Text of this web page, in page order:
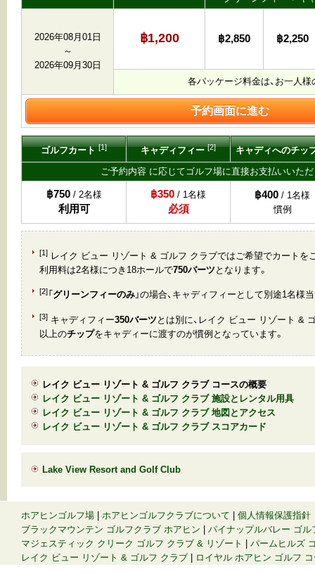
2026年08月01日
～
2026年09月30日
฿1,200 ฿2,850 ฿2,250
各パッケージ料金は、お一人様
予約画面に進む
ゴルフカート[1] キャディフィー[2]
キャディへのチッ
ご予約内容 に応じてゴルフ場に直接お支払いいた
฿750/ 2名様
利用可
฿350 / 1名様
必須
฿400 / 1名様
慣例
[1] レイク ビュー リゾート & ゴルフ クラブではご希望でカートを
利用料は2名様につき18ホールで750バーツ となります。
[2] 「 グリーンフィーのみ 」の場合、キャディフィーとして別途1名様
[3] キャディフィー350バーツ とは別に、レイク ビュー リゾート &
以上のチップをキャディーに渡すのが慣例となっています。
レイク ビュー リゾート & ゴルフ クラブ コースの概要
レイク ビュー リゾート & ゴルフ クラブ 施設とレンタル用具
レイク ビュー リゾート & ゴルフ クラブ 地図とアクセス
レイク ビュー リゾート & ゴルフ クラブ スコアカード
Lake View Resort and Golf Club
ホアヒンゴルフ場 ホアヒンゴルフクラブについて
個人情報保護指針
ブラックマウンテン ゴルフクラブ ホアヒン
パイナップルバレー ゴル
マジェスティック クリーク ゴルフ クラブ & リゾート
パームヒルズ
レイク ビュー リゾート & ゴルフ クラブ
ロイヤル ホアヒン ゴルフ